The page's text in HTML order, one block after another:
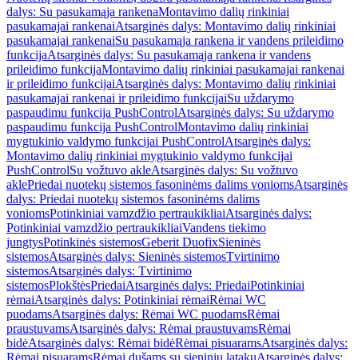
dalys: Su pasukamąja rankenaMontavimo dalių rinkiniai
pasukamajai rankenaiAtsarginės dalys: Montavimo dalių rinkiniai
pasukamajai rankenaiSu pasukamąja rankena ir vandens prileidimo
funkcijaAtsarginės dalys: Su pasukamąja rankena ir vandens
prileidimo funkcijaMontavimo dalių rinkiniai pasukamajai rankenai
ir prileidimo funkcijaiAtsarginės dalys: Montavimo dalių rinkiniai
pasukamajai rankenai ir prileidimo funkcijaiSu uždarymo
paspaudimu funkcija PushControlAtsarginės dalys: Su uždarymo
paspaudimu funkcija PushControlMontavimo dalių rinkiniai
mygtukinio valdymo funkcijai PushControlAtsarginės dalys:
Montavimo dalių rinkiniai mygtukinio valdymo funkcijai
PushControlSu vožtuvo akleAtsarginės dalys: Su vožtuvo
aklePriedai nuotekų sistemos fasoninėms dalims voniomsAtsarginės
dalys: Priedai nuotekų sistemos fasoninėms dalims
voniomsPotinkiniai vamzdžio pertraukikliaiAtsarginės dalys:
Potinkiniai vamzdžio pertraukikliaiVandens tiekimo
jungtysPotinkinės sistemosGeberit DuofixSieninės
sistemosAtsarginės dalys: Sieninės sistemosTvirtinimo
sistemosAtsarginės dalys: Tvirtinimo
sistemosPlokštėsPriedaiAtsarginės dalys: PriedaiPotinkiniai
rėmaiAtsarginės dalys: Potinkiniai rėmaiRėmai WC
puodamsAtsarginės dalys: Rėmai WC puodamsRėmai
praustuvamsAtsarginės dalys: Rėmai praustuvamsRėmai
bidėAtsarginės dalys: Rėmai bidėRėmai pisuaramsAtsarginės dalys:
Rėmai pisuaramsRėmai dušams su sieniniu latakuAtsarginės dalys: